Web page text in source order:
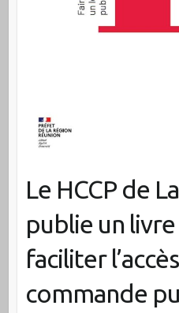
Le HCCP de
publie un
faciliter
commande